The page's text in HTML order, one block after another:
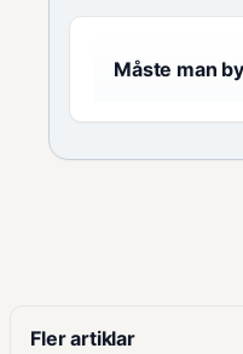
Måste man
Fler artiklar